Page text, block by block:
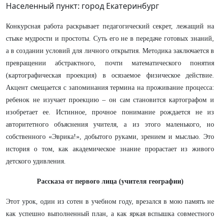
Населенный пункт: город Екатеринбург
Конкурсная работа раскрывает педагогический секрет, лежащий на
стыке мудрости и простоты. Суть его не в передаче готовых знаний,
а в создании условий для личного открытия. Методика заключается в
превращении абстрактного, почти математического понятия
(картографическая проекция) в осязаемое физическое действие.
Акцент смещается с запоминания термина на проживание процесса:
ребенок не изучает проекцию – он сам становится картографом и
изобретает ее. Истинное, прочное понимание рождается не из
авторитетного объяснения учителя, а из этого маленького, но
собственного «Эврика!», добытого руками, зрением и мыслью. Это
история о том, как академическое знание прорастает из живого
детского удивления.
Рассказа от первого лица (учителя географии)
Этот урок, один из сотен в учебном году, врезался в мою память не
как успешно выполненный план, а как яркая вспышка совместного